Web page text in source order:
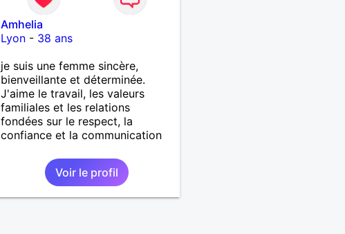
Amhelia
Lyon - 38 ans
je suis une femme sincère,
bienveillante et déterminée.
J'aime le travail, les valeurs
familiales et les relations
fondées sur le respect, la
confiance et la communication
Voir le profil